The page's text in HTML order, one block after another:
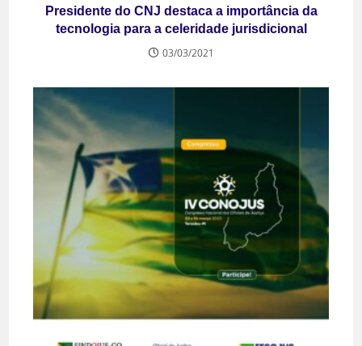
Presidente do CNJ destaca a importância da
tecnologia para a celeridade jurisdicional
03/03/2021